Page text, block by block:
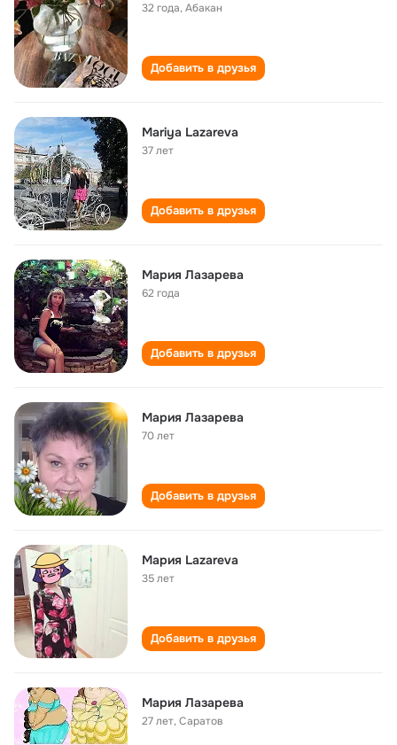
32 года,Абакан
Добавить в друзья
Mariya Lazareva
37 лет
Добавить в друзья
Мария Лазарева
62 года
Добавить в друзья
Мария Лазарева
70 лет
Добавить в друзья
Мария Lazareva
35 лет
Добавить в друзья
Мария Лазарева
27 лет,Саратов